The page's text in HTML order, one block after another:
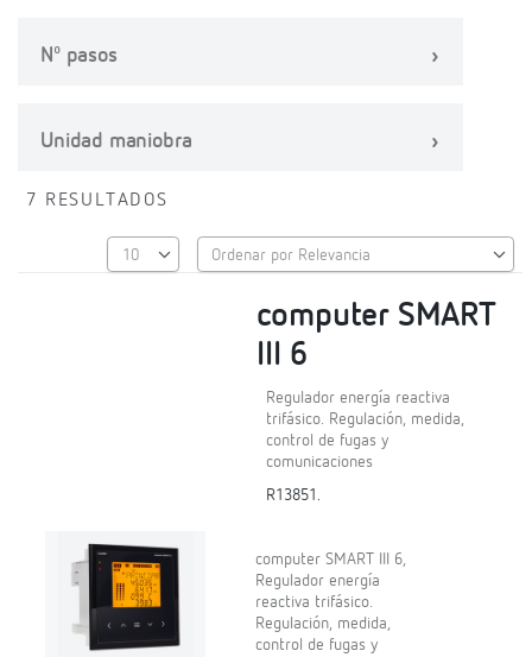
Nº pasos
Unidad maniobra
7 RESULTADOS
computer SMART
III 6
Regulador energía reactiva
trifásico. Regulación, medida,
control de fugas y
comunicaciones
R13851.
computer SMART III 6,
Regulador energía
reactiva trifásico.
Regulación, medida,
control de fugas y